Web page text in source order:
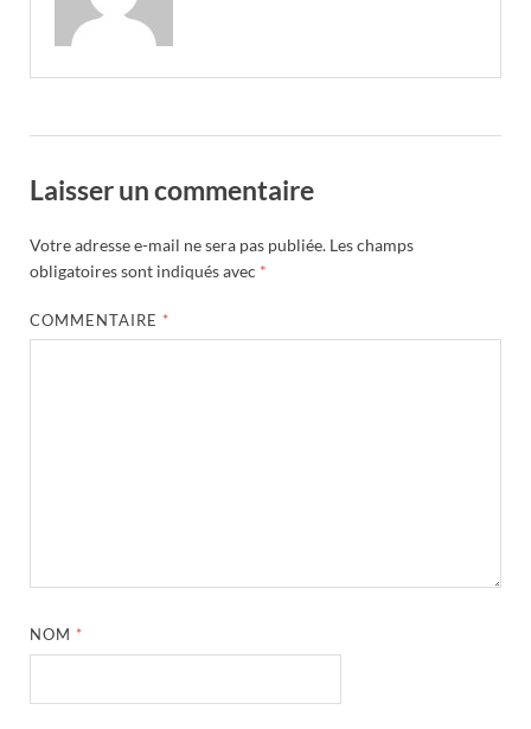
Laisser un commentaire
Votre adresse e-mail ne sera pas publiée. Les champs
obligatoires sont indiqués avec *
COMMENTAIRE *
NOM *